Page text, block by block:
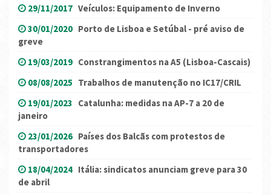
29/11/2017 Veículos: Equipamento de Inverno
30/01/2020 Porto de Lisboa e Setúbal - pré aviso de
greve
19/03/2019 Constrangimentos na A5 (Lisboa-Cascais)
08/08/2025 Trabalhos de manutenção no IC17/CRIL
19/01/2023 Catalunha: medidas na AP-7 a 20 de
janeiro
23/01/2026 Países dos Balcãs com protestos de
transportadores
18/04/2024 Itália: sindicatos anunciam greve para 30
de abril